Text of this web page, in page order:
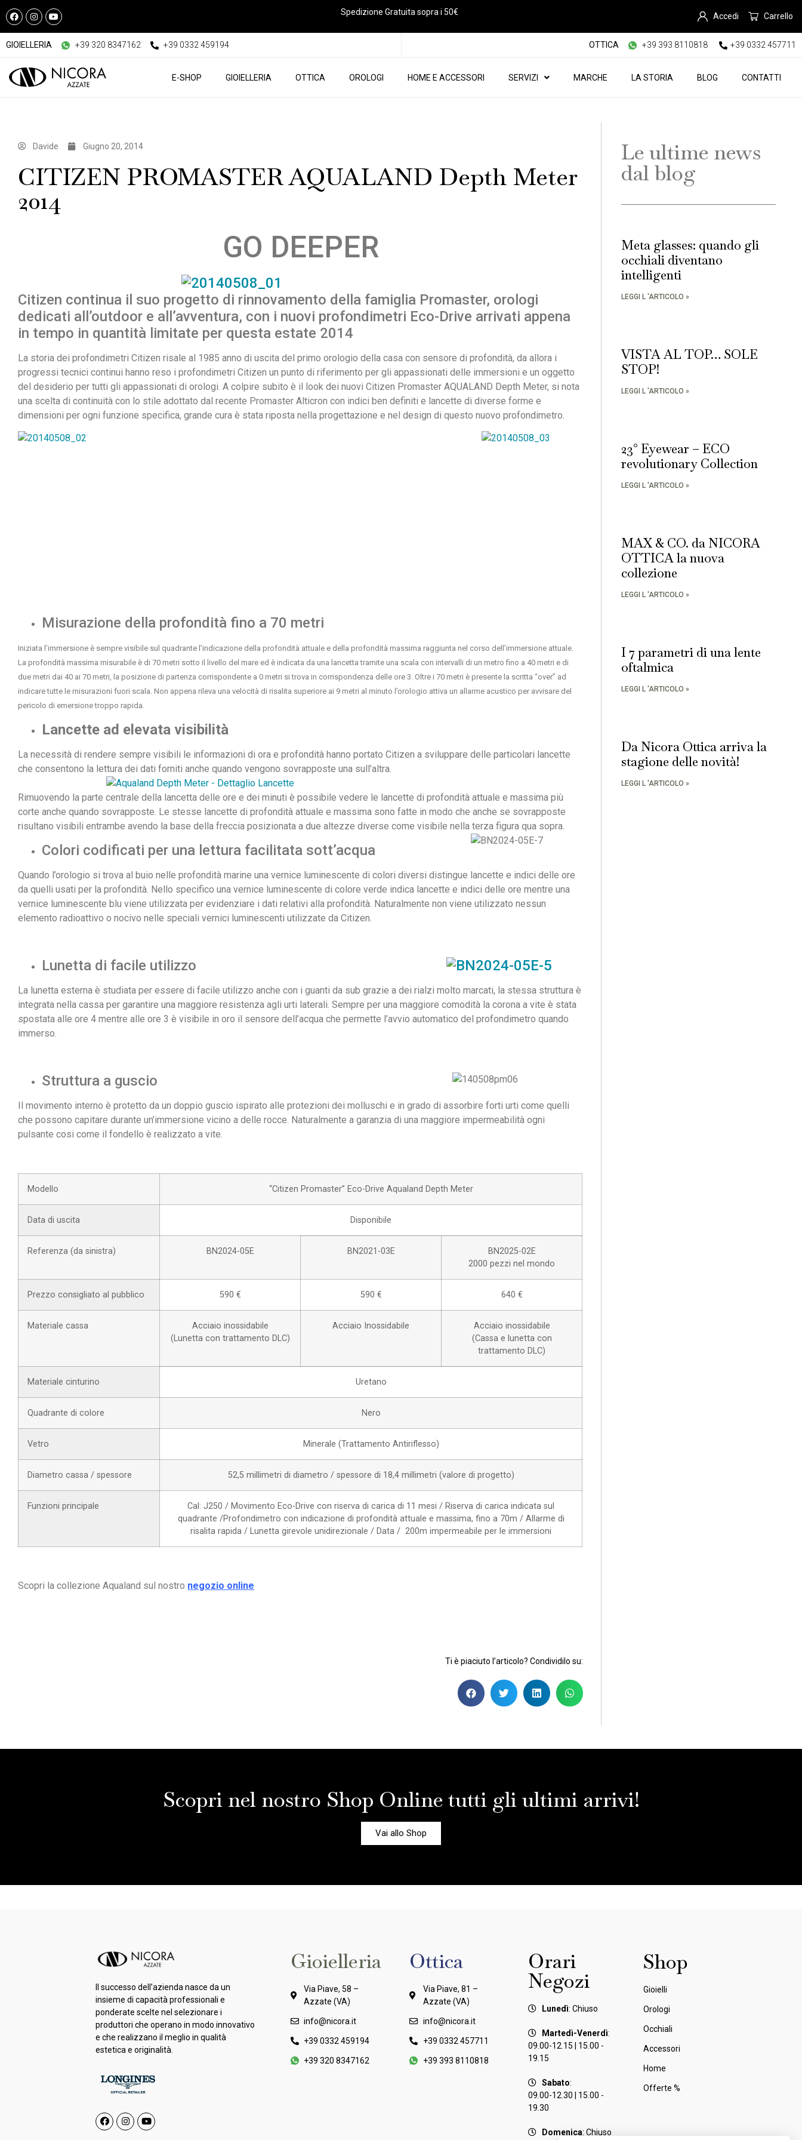
Spedizione Gratuita sopra i 50€ Accedi Carrello
GIOIELLERIA +39 320 8347162 +39 0332 459194 OTTICA +39 393 8110818 +39 0332 457711
E-SHOP GIOIELLERIA OTTICA OROLOGI HOME E ACCESSORI SERVIZI MARCHE LA STORIA BLOG CONTATTI
Davide Giugno 20, 2014
CITIZEN PROMASTER AQUALAND Depth Meter
2014
GO DEEPER
Citizen continua il suo progetto di rinnovamento della famiglia Promaster, orologi
dedicati all’outdoor e all’avventura, con i nuovi profondimetri Eco-Drive arrivati appena
in tempo in quantità limitate per questa estate 2014
La storia dei profondimetri Citizen risale al 1985 anno di uscita del primo orologio della casa con sensore di profondità, da allora i
progressi tecnici continui hanno reso i profondimetri Citizen un punto di riferimento per gli appassionati delle immersioni e un oggetto
del desiderio per tutti gli appassionati di orologi. A colpire subito è il look dei nuovi Citizen Promaster AQUALAND Depth Meter, si nota
una scelta di continuità con lo stile adottato dal recente Promaster Alticron con indici ben definiti e lancette di diverse forme e
dimensioni per ogni funzione specifica, grande cura è stata riposta nella progettazione e nel design di questo nuovo profondimetro.
Misurazione della profondità fino a 70 metri
Iniziata l’immersione è sempre visibile sul quadrante l’indicazione della profondità attuale e della profondità massima raggiunta nel corso dell’immersione attuale.
La profondità massima misurabile è di 70 metri sotto il livello del mare ed è indicata da una lancetta tramite una scala con intervalli di un metro fino a 40 metri e di
due metri dai 40 ai 70 metri, la posizione di partenza corrispondente a 0 metri si trova in corrispondenza delle ore 3. Oltre i 70 metri è presente la scritta “over” ad
indicare tutte le misurazioni fuori scala. Non appena rileva una velocità di risalita superiore ai 9 metri al minuto l’orologio attiva un allarme acustico per avvisare del
pericolo di emersione troppo rapida.
Lancette ad elevata visibilità
La necessità di rendere sempre visibili le informazioni di ora e profondità hanno portato Citizen a sviluppare delle particolari lancette
che consentono la lettura dei dati forniti anche quando vengono sovrapposte una sull’altra.
Rimuovendo la parte centrale della lancetta delle ore e dei minuti è possibile vedere le lancette di profondità attuale e massima più
corte anche quando sovrapposte. Le stesse lancette di profondità attuale e massima sono fatte in modo che anche se sovrapposte
risultano visibili entrambe avendo la base della freccia posizionata a due altezze diverse come visibile nella terza figura qua sopra.
Colori codificati per una lettura facilitata sott’acqua
Quando l’orologio si trova al buio nelle profondità marine una vernice luminescente di colori diversi distingue lancette e indici delle ore
da quelli usati per la profondità. Nello specifico una vernice luminescente di colore verde indica lancette e indici delle ore mentre una
vernice luminescente blu viene utilizzata per evidenziare i dati relativi alla profondità. Naturalmente non viene utilizzato nessun
elemento radioattivo o nocivo nelle speciali vernici luminescenti utilizzate da Citizen.
Lunetta di facile utilizzo
La lunetta esterna è studiata per essere di facile utilizzo anche con i guanti da sub grazie a dei rialzi molto marcati, la stessa struttura è
integrata nella cassa per garantire una maggiore resistenza agli urti laterali. Sempre per una maggiore comodità la corona a vite è stata
spostata alle ore 4 mentre alle ore 3 è visibile in oro il sensore dell’acqua che permette l’avvio automatico del profondimetro quando
immerso.
Struttura a guscio
Il movimento interno è protetto da un doppio guscio ispirato alle protezioni dei molluschi e in grado di assorbire forti urti come quelli
che possono capitare durante un’immersione vicino a delle rocce. Naturalmente a garanzia di una maggiore impermeabilità ogni
pulsante cosi come il fondello è realizzato a vite.
Modello “Citizen Promaster” Eco-Drive Aqualand Depth Meter
Data di uscita Disponibile
Referenza (da sinistra) BN2024-05E BN2021-03E
BN2025-02E
2000 pezzi nel mondo
Prezzo consigliato al pubblico 590 € 590 € 640 €
Materiale cassa
Acciaio inossidabile
(Lunetta con trattamento DLC)
Acciaio Inossidabile
Acciaio inossidabile
(Cassa e lunetta con
trattamento DLC)
Materiale cinturino Uretano
Quadrante di colore Nero
Vetro Minerale (Trattamento Antiriflesso)
Diametro cassa / spessore 52,5 millimetri di diametro / spessore di 18,4 millimetri (valore di progetto)
Funzioni principale
Cal: J250 / Movimento Eco-Drive con riserva di carica di 11 mesi / Riserva di carica indicata sul
quadrante /Profondimetro con indicazione di profondità attuale e massima, fino a 70m / Allarme di
risalita rapida / Lunetta girevole unidirezionale / Data / 200m impermeabile per le immersioni
Scopri la collezione Aqualand sul nostro negozio online
Ti è piaciuto l’articolo? Condividilo su:
Le ultime news
dal blog
Meta glasses: quando gli
occhiali diventano
intelligenti
LEGGI L 'ARTICOLO »
VISTA AL TOP… SOLE
STOP!
LEGGI L 'ARTICOLO »
23° Eyewear – ECO
revolutionary Collection
LEGGI L 'ARTICOLO »
MAX & CO. da NICORA
OTTICA la nuova
collezione
LEGGI L 'ARTICOLO »
I 7 parametri di una lente
oftalmica
LEGGI L 'ARTICOLO »
Da Nicora Ottica arriva la
stagione delle novità!
LEGGI L 'ARTICOLO »
Scopri nel nostro Shop Online tutti gli ultimi arrivi!
Vai allo Shop
Il successo dell’azienda nasce da un
insieme di capacità professionali e
ponderate scelte nel selezionare i
produttori che operano in modo innovativo
e che realizzano il meglio in qualità
estetica e originalità.
Gioielleria
Via Piave, 58 –
Azzate (VA)
info@nicora.it
+39 0332 459194
+39 320 8347162
Ottica
Via Piave, 81 –
Azzate (VA)
info@nicora.it
+39 0332 457711
+39 393 8110818
Orari
Negozi
Lunedì: Chiuso
Martedì-Venerdì:
09.00-12.15 | 15.00 -
19.15
Sabato:
09.00-12.30 | 15.00 -
19.30
Domenica: Chiuso
Shop
Gioielli
Orologi
Occhiali
Accessori
Home
Offerte %